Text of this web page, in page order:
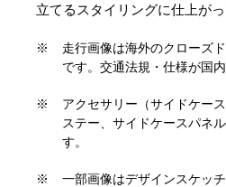
立てるスタイリングに仕上がっ
※
走行画像は海外のクローズ
です。交通法規・仕様が国
※
アクセサリー（サイドケー
ステー、サイドケースパネ
す。
※
一部画像はデザインスケッ